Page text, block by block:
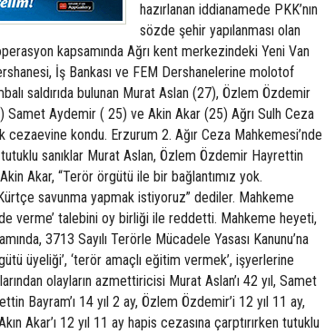
hazırlanan iddianamede PKK’nın
sözde şehir yapılanması olan
kapsamında Ağrı kent merkezindeki Yeni Van
İş Bankası ve FEM Dershanelerine molotof
saldırıda bulunan Murat Aslan (27), Özlem Özdemir
Aydemir ( 25) ve Akin Akar (25) Ağrı Sulh Ceza
cezaevine kondu. Erzurum 2. Ağır Ceza Mahkemesi’nde
tutuklu sanıklar Murat Aslan, Özlem Özdemir Hayrettin
Akar, “Terör örgütü ile bir bağlantımız yok.
savunma yapmak istiyoruz” dediler. Mahkeme
verme’ talebini oy birliği ile reddetti. Mahkeme heyeti,
3713 Sayılı Terörle Mücadele Yasası Kanunu’na
üyeliği’, ‘terör amaçlı eğitim vermek’, işyerlerine
olayların azmettiricisi Murat Aslan’ı 42 yıl, Samet
Bayram’ı 14 yıl 2 ay, Özlem Özdemir’i 12 yıl 11 ay,
Akar’ı 12 yıl 11 ay hapis cezasına çarptırırken tutuklu